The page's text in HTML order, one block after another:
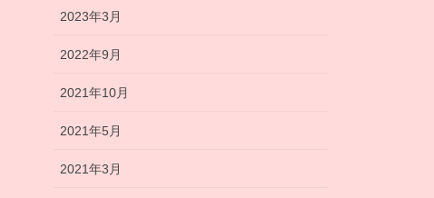
2023年3月
2022年9月
2021年10月
2021年5月
2021年3月